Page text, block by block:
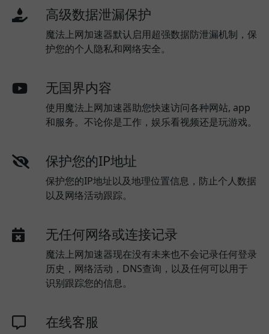
高级数据泄漏保护
魔法上网加速器默认启用超强数据防泄漏机制，保
护您的个人隐私和网络安全。
无国界内容
使用魔法上网加速器助您快速访问各种网站, app
和服务。不论你是工作，娱乐看视频还是玩游戏。
保护您的IP地址
保护您的IP地址以及地理位置信息，防止个人数据
以及网络活动跟踪。
无任何网络或连接记录
魔法上网加速器现在没有未来也不会记录任何登录
历史，网络活动，DNS查询，以及任何可以用于
识别跟踪您的信息。
在线客服